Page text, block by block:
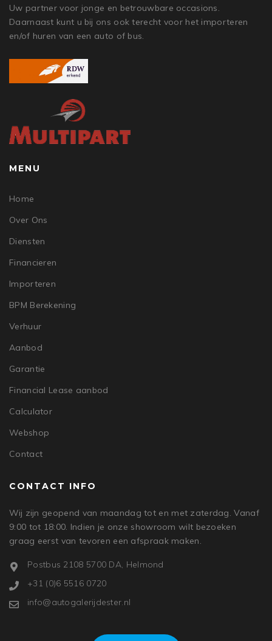
Uw partner voor jonge en betrouwbare occasions.
Daarnaast kunt u bij ons ook terecht voor het importeren
en/of huren van een auto of bus.
MENU
Home
Over Ons
Diensten
Financieren
Importeren
BPM Berekening
Verhuur
Aanbod
Garantie
Financial Lease aanbod
Calculator
Webshop
Contact
CONTACT INFO
Wij zijn geopend van maandag tot en met zaterdag. Vanaf
9:00 tot 18:00. Indien je onze showroom wilt bezoeken
graag eerst van tevoren een afspraak maken.
Postbus 2108 5700 DA, Helmond
+31 (0)6 5516 0720
info@autogalerijdester.nl